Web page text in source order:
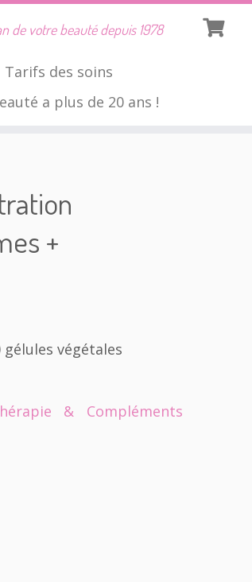
de votre beauté depuis 1978
Tarifs des soins
a plus de 20 ans !
+
végétales
& Compléments